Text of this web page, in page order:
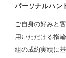
パーソナルハン
ご自身の好みと
用いただける指
組の成約実績に